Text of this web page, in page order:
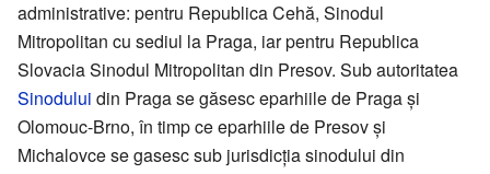
administrative: pentru Republica Cehă, Sinodul
Mitropolitan cu sediul la Praga, iar pentru Republica
Slovacia Sinodul Mitropolitan din Presov. Sub autoritatea
Sinodului din Praga se găsesc eparhiile de Praga și
Olomouc-Brno, în timp ce eparhiile de Presov și
Michalovce se gasesc sub jurisdicția sinodului din